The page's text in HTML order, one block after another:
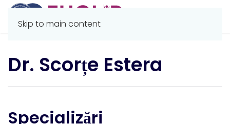
Skip to main content
Dr. Scorțe Estera
Specializări